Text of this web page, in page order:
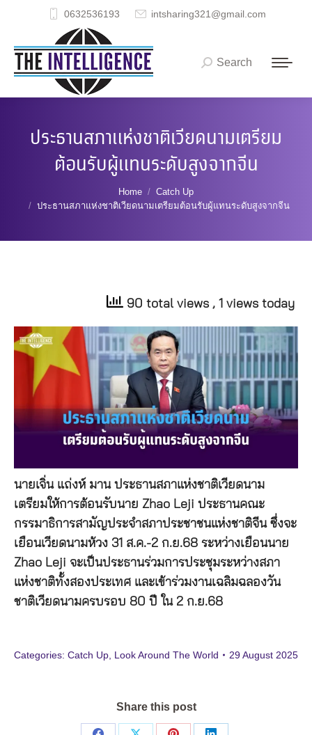
0632536193 intsharing321@gmail.com
Search:
Search
ประธานสภาแห่งชาติเวียดนามเตรียม
ต้อนรับผู้แทนระดับสูงจากจีน
Home
Catch Up
ประธานสภาแห่งชาติเวียดนามเตรียมต้อนรับผู้แทนระดับสูงจากจีน
90 total views , 1 views today
นายเจิ่น แถ่งห์ มาน ประธานสภาแห่งชาติเวียดนาม
เตรียมให้การต้อนรับนาย Zhao Leji ประธานคณะ
กรรมาธิการสามัญประจำสภาประชาชนแห่งชาติจีน ซึ่งจะ
เยือนเวียดนามห้วง 31 ส.ค.-2 ก.ย.68 ระหว่างเยือนนาย
Zhao Leji จะเป็นประธานร่วมการประชุมระหว่างสภา
แห่งชาติทั้งสองประเทศ และเข้าร่วมงานเฉลิมฉลองวัน
ชาติเวียดนามครบรอบ 80 ปี ใน 2 ก.ย.68
Categories: Catch Up Look Around The World 29 August 2025
Share this post